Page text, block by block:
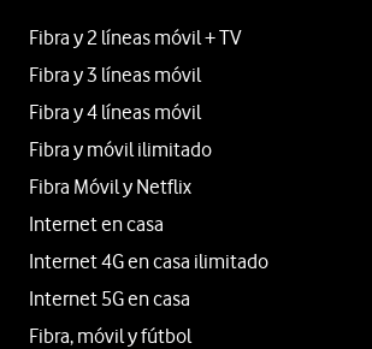
Fibra y 2 líneas móvil + TV
Fibra y 3 líneas móvil
Fibra y 4 líneas móvil
Fibra y móvil ilimitado
Fibra Móvil y Netflix
Internet en casa
Internet 4G en casa ilimitado
Internet 5G en casa
Fibra, móvil y fútbol